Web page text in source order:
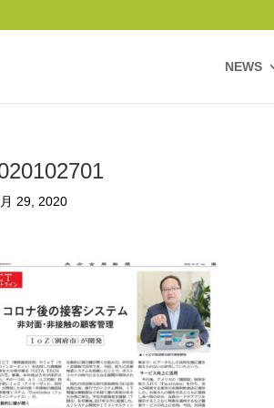
NEWS
29, 2020